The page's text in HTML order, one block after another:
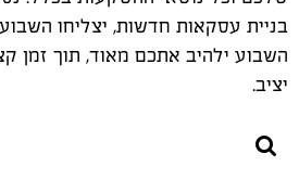
בניית עסקאות חדשות, יצליחו
השבוע ילהיב אתכם מאוד, תוך זמן
יציב.